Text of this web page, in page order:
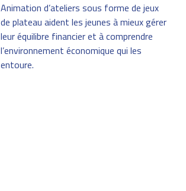
Animation d’ateliers sous forme de jeux
de plateau aident les jeunes à mieux gérer
leur équilibre financier et à comprendre
l’environnement économique qui les
entoure.